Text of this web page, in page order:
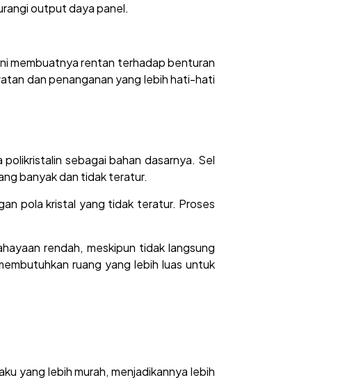
output daya panel.
membuatnya rentan terhadap benturan
dan penanganan yang lebih hati-hati
sebagai bahan dasarnya. Sel
banyak dan tidak teratur.
pola kristal yang tidak teratur. Proses
rendah, meskipun tidak langsung
ruang yang lebih luas untuk
yang lebih murah, menjadikannya lebih